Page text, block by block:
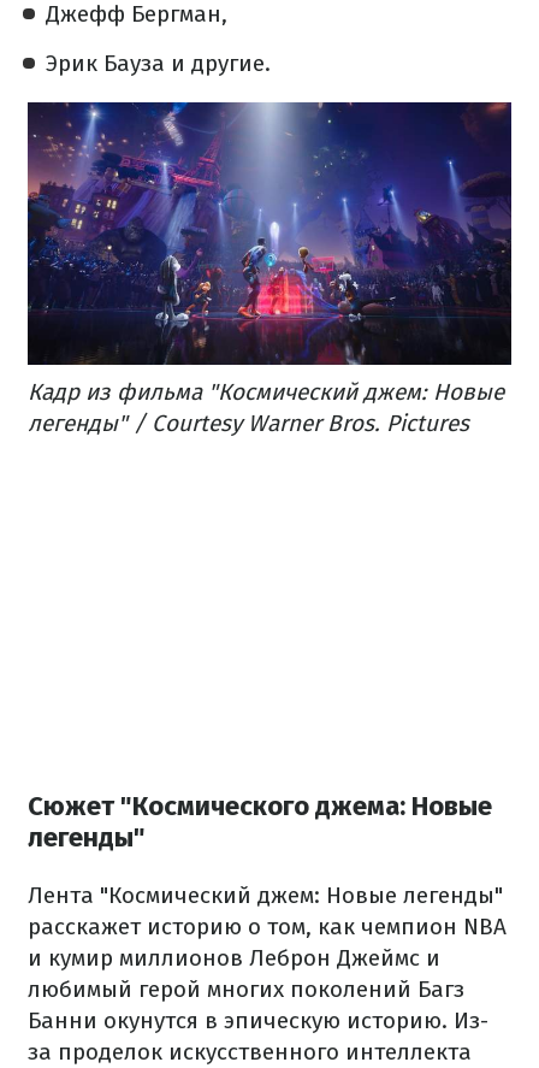
Джефф Бергман,
Эрик Бауза и другие.
Кадр из фильма "Космический джем: Новые
легенды" / Courtesy Warner Bros. Pictures
Сюжет "Космического джема: Новые
легенды"
Лента "Космический джем: Новые легенды"
расскажет историю о том, как чемпион NBA
и кумир миллионов Леброн Джеймс и
любимый герой многих поколений Багз
Банни окунутся в эпическую историю. Из-
за проделок искусственного интеллекта